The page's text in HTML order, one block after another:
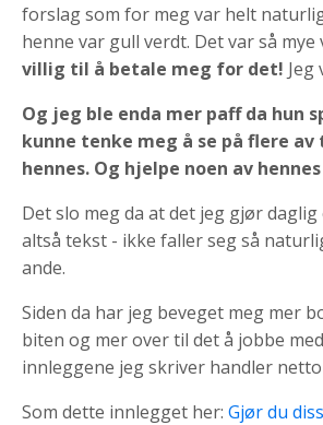
forslag som for meg var helt
henne var gull verdt. Det var så
villig til å betale meg for det! Jeg
Og jeg ble enda mer paff da hun
kunne tenke meg å se på flere
hennes. Og hjelpe noen av
Det slo meg da at det jeg gjør
altså tekst - ikke faller seg så
ande.
Siden da har jeg beveget meg mer
biten og mer over til det å jobbe
innleggene jeg skriver handler
Som dette innlegget her: Gjør du